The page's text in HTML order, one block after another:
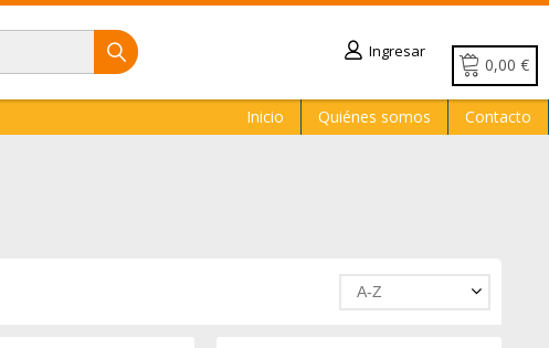
0,00 €
Ingresar
Inicio Quiénes somos Contacto
A-Z